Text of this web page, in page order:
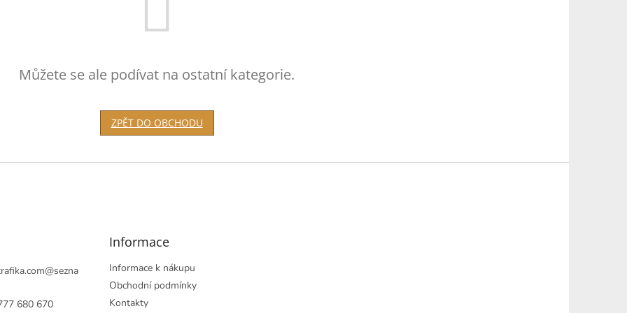
Můžete se ale podívat na ostatní kategorie.
ZPĚT DO OBCHODU
@sezna
680 670
Informace
Informace k nákupu
Obchodní podmínky
Kontakty